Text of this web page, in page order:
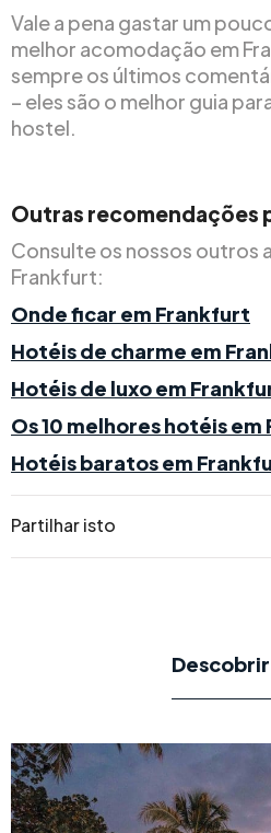
Vale a pena gastar um
melhor acomodação em
sempre os últimos
– eles são o melhor guia
hostel.
Outras recomendações
Consulte os nossos outros
Frankfurt:
Onde ficar em Frankfurt
Hotéis de charme em
Hotéis de luxo em
Os 10 melhores hotéis
Hotéis baratos em
Partilhar isto